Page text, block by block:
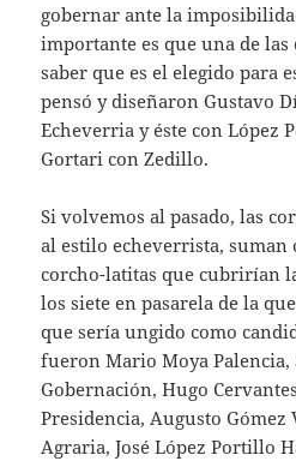
gobernar ante la
importante es que una de las
saber que es el elegido para
pensó y diseñaron Gustavo
Echeverria y éste con López
Gortari con Zedillo.
Si volvemos al pasado, las
al estilo echeverrista, suman
corcho-latitas que cubrirían
los siete en pasarela de la
que sería ungido como
fueron Mario Moya Palencia,
Gobernación, Hugo
Presidencia, Augusto
Agraria, José López Portillo